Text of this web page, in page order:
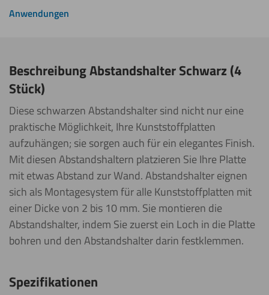
Anwendungen
Beschreibung Abstandshalter Schwarz (4
Stück)
Diese schwarzen Abstandshalter sind nicht nur eine
praktische Möglichkeit, Ihre Kunststoffplatten
aufzuhängen; sie sorgen auch für ein elegantes Finish.
Mit diesen Abstandshaltern platzieren Sie Ihre Platte
mit etwas Abstand zur Wand. Abstandshalter eignen
sich als Montagesystem für alle Kunststoffplatten mit
einer Dicke von 2 bis 10 mm. Sie montieren die
Abstandshalter, indem Sie zuerst ein Loch in die Platte
bohren und den Abstandshalter darin festklemmen.
Spezifikationen